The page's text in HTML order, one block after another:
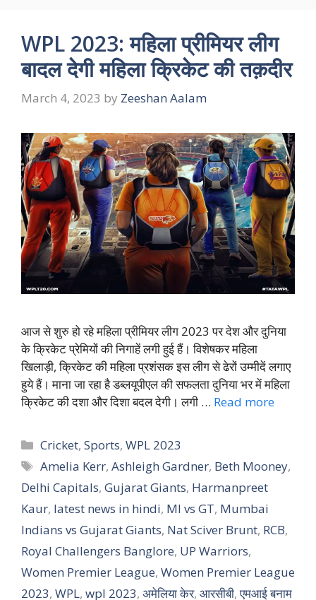
WPL 2023: महिला प्रीमियर लीग
बादल देगी महिला क्रिकेट की तक़दीर
March 4, 2023 by Zeeshan Aalam
आज से शुरु हो रहे महिला प्रीमियर लीग 2023 पर देश और दुनिया
के क्रिकेट प्रेमियों की निगाहें लगी हुई हैं। विशेषकर महिला
खिलाड़ी, क्रिकेट की महिला प्रशंसक इस लीग से ढेरों उम्मीदें लगाए
हुये हैं। माना जा रहा है डब्लयूपीएल की सफलता दुनिया भर में महिला
क्रिकेट की दशा और दिशा बदल देगी। लगी … Read more
Categories
Cricket,Sports,WPL 2023
Tags
Amelia Kerr,Ashleigh Gardner, Beth Mooney,
Delhi Capitals, Gujarat Giants, Harmanpreet
Kaur, latest news in hindi, MI vs GT, Mumbai
Indians vs Gujarat Giants, Nat Sciver Brunt, RCB,
Royal Challengers Banglore, UP Warriors,
Women Premier League, Women Premier League
2023, WPL, wpl 2023, अमेलिया केर, आरसीबी,एमआई बनाम